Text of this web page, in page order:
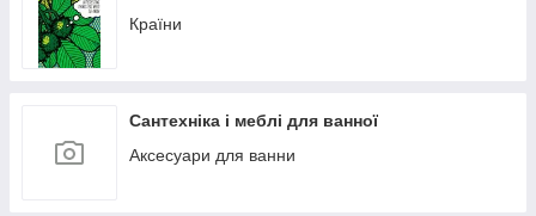
Країни
Сантехніка і меблі для ванної
Аксесуари для ванни